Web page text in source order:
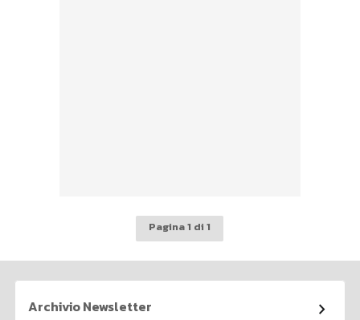
Pagina 1 di 1
Archivio Newsletter